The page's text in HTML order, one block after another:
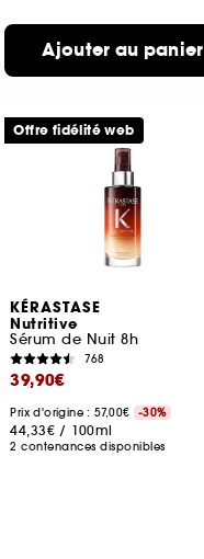
Ajouter au panier
KÉRASTASE
Nutritive
Sérum de Nuit 8h
768
39,90€
Prix d'origine : 57,00€ -30%
44,33€ / 100ml
2 contenances disponibles
Offre fidélité web